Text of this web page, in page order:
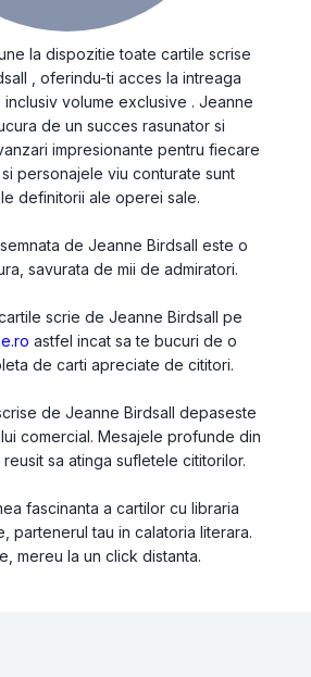
la dispozitie toate cartile scrise
, oferindu-ti acces la intreaga
volume exclusive . Jeanne
de un succes rasunator si
impresionante pentru fiecare
si personajele viu conturate sunt
definitorii ale operei sale.
de Jeanne Birdsall este o
savurata de mii de admiratori.
scrie de Jeanne Birdsall pe
astfel incat sa te bucuri de o
de carti apreciate de cititori.
de Jeanne Birdsall depaseste
comercial. Mesajele profunde din
sa atinga sufletele cititorilor.
fascinanta a cartilor cu libraria
partenerul tau in calatoria literara.
mereu la un click distanta.